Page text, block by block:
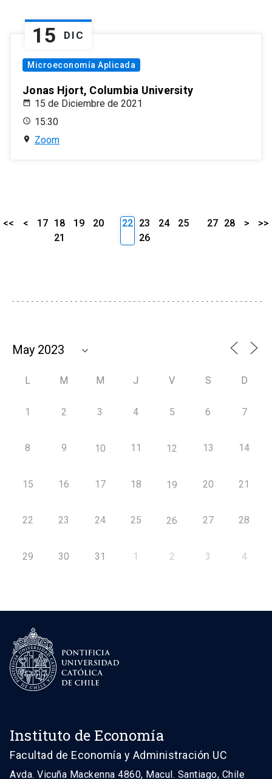
15 DIC
Microeconomía Aplicada
Jonas Hjort, Columbia University
15 de Diciembre de 2021
15:30
Zoom
<< < 17 18 19
20
21
22 23 24
25
26
27 28 > >>
L M M J V S D
1 2 3 4 5 6 7
8 9 10 11 12 13 14
15 16 17 18 19 20 21
22 23 24 25 26 27 28
29 30 31 1 2 3 4
Instituto de Economía
Facultad de Economía y Administración UC
Avda. Vicuña Mackenna 4860, Macul. Santiago, Chile